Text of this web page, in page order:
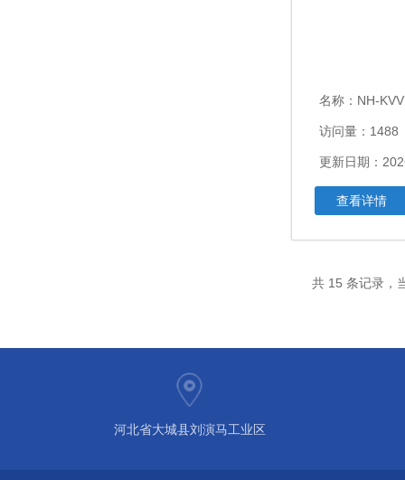
名称： NH-KVVNH-KVV
访问量：1488
更新日期：
查看详情
共 15 条记录
河北省大城县刘演马工业区